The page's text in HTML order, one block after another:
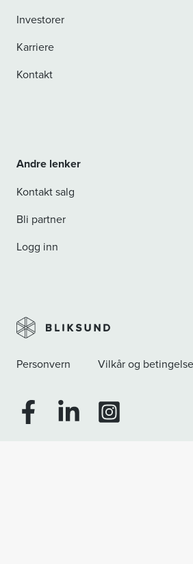
Investorer
Karriere
Kontakt
Andre lenker
Kontakt salg
Bli partner
Logg inn
Personvern Vilkår og
Facebook Linkedin